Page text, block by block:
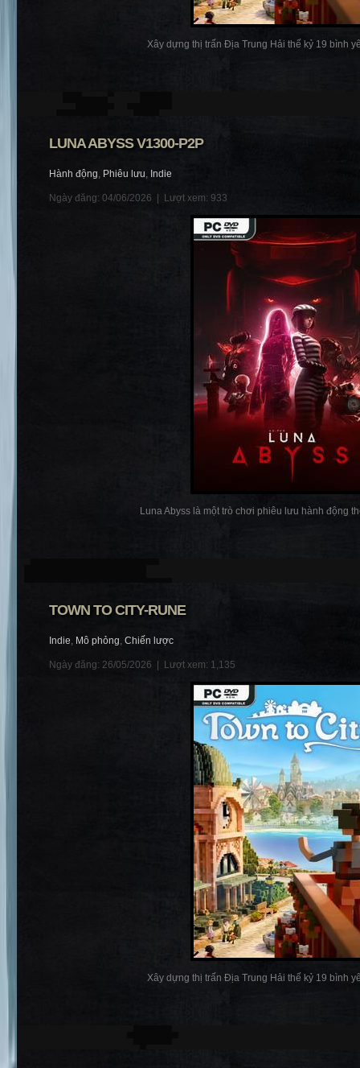
Xây dựng thị trấn Địa Trung Hải thế kỷ 19 bình
LUNA ABYSS V1300-P2P
Hành động, Phiêu lưu, Indie
Ngày đăng: 04/06/2026 | Lượt xem: 933
Luna Abyss là một trò chơi phiêu lưu hành động
TOWN TO CITY-RUNE
Indie, Mô phỏng, Chiến lược
Ngày đăng: 26/05/2026 | Lượt xem: 1,135
Xây dựng thị trấn Địa Trung Hải thế kỷ 19 bình